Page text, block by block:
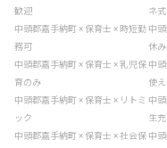
歓迎
ネ式
中頭郡嘉手納町 × 保育士 × 時短勤
務可
中
休み
中頭郡嘉手納町 × 保育士 × 乳児保
育のみ
中
使え
中頭郡嘉手納町 × 保育士 × リトミ
ック
中
生
中頭郡嘉手納町 × 保育士 × 社会保 中